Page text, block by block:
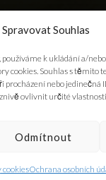
Spravovat Souhlas
používáme k ukládání a/
cookies. Souhlas s
procházení nebo
ovlivnit určité
Odmítnout
cookiesOchrana osobních